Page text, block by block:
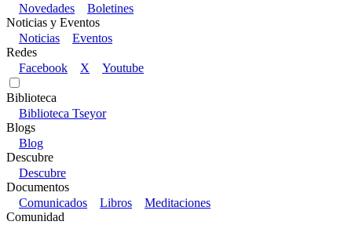
Novedades
Boletines
Noticias y Eventos
Noticias
Eventos
Redes
Facebook
X Youtube
Biblioteca
Biblioteca Tseyor
Blogs
Blog
Descubre
Descubre
Documentos
Comunicados
Libros
Meditaciones
Comunidad